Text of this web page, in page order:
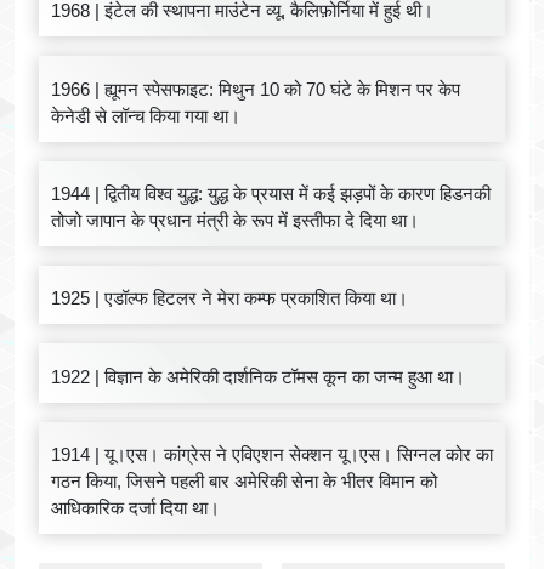
1968 | इंटेल की स्थापना माउंटेन व्यू, कैलिफ़ोर्निया में हुई थी।
1966 | ह्यूमन स्पेसफाइट: मिथुन 10 को 70 घंटे के मिशन पर केप
केनेडी से लॉन्च किया गया था।
1944 | द्वितीय विश्व युद्ध: युद्ध के प्रयास में कई झड़पों के कारण हिडनकी
तोजो जापान के प्रधान मंत्री के रूप में इस्तीफा दे दिया था।
1925 | एडॉल्फ हिटलर ने मेरा कम्फ प्रकाशित किया था।
1922 | विज्ञान के अमेरिकी दार्शनिक टॉमस कून का जन्म हुआ था।
1914 | यू।एस। कांग्रेस ने एविएशन सेक्शन यू।एस। सिग्नल कोर का
गठन किया, जिसने पहली बार अमेरिकी सेना के भीतर विमान को
आधिकारिक दर्जा दिया था।